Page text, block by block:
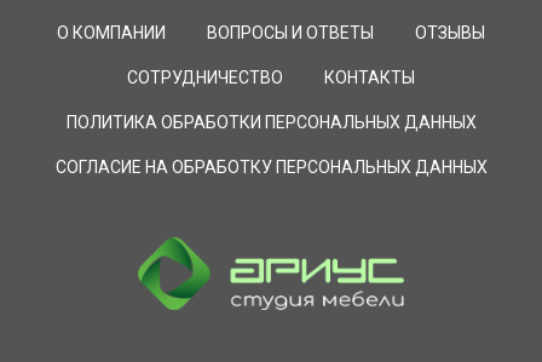
О КОМПАНИИ ВОПРОСЫ И ОТВЕТЫ ОТЗЫВЫ
СОТРУДНИЧЕСТВО КОНТАКТЫ
ПОЛИТИКА ОБРАБОТКИ ПЕРСОНАЛЬНЫХ ДАННЫХ
СОГЛАСИЕ НА ОБРАБОТКУ ПЕРСОНАЛЬНЫХ ДАННЫХ